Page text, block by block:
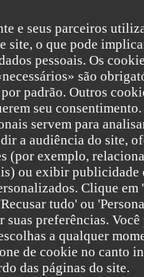
e seus parceiros
site, o que pode
pessoais. Os
são
padrão. Outros
seu consentimento.
servem para
a audiência do site,
(por exemplo,
ou exibir publicidade
Clique em
tudo' ou
suas preferências. Você
a qualquer
de cookie no canto
das páginas do site.
et attentionné.
2 3
((abre numa nova janela))